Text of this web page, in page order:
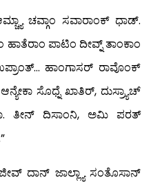
ಚವ್ಗಾಂ ಸವಾರಾಂಕ್ ಧಾಡ್.
ಪಾಟಿಂ ದೀವ್ನ್ ತಾಂಕಾಂ
ಹಾಂಗಾಸರ್ ರಾವೊಂಕ್
ಸೊಧ್ನೆ ಖಾತಿರ್, ದುಸ್ರ್ಯಾಚ್
ತೀನ್ ದಿಸಾಂನಿ, ಅಮಿ ಪರತ್
ದಾನ್ ಜಾಲ್ಲ್ಯಾ ಸಂತೊಸಾನ್